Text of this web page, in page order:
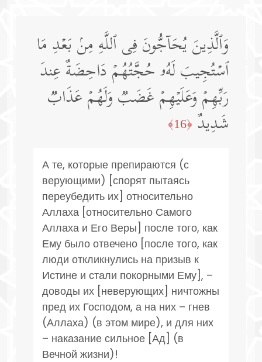
وَٱلَّذِینَ یُحَاۤجُّونَ فِی ٱللَّهِ مِنۢ بَعۡدِ مَا
ٱسۡتُجِیبَ لَهُۥ حُجَّتُهُمۡ دَاحِضَةٌ عِندَ
رَبِّهِمۡ وَعَلَیۡهِمۡ غَضَبࣱ وَلَهُمۡ عَذَابࣱ
شَدِیدٌ ﴿16﴾
А те, которые препираются (с
верующими) [спорят пытаясь
переубедить их] относительно
Аллаха [относительно Самого
Аллаха и Его Веры] после того, как
Ему было отвечено [после того, как
люди откликнулись на призыв к
Истине и стали покорными Ему], –
доводы их [неверующих] ничтожны
пред их Господом, а на них – гнев
(Аллаха) (в этом мире), и для них
– наказание сильное [Ад] (в
Вечной жизни)!